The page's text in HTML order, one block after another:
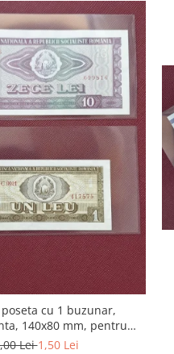
cu 1 buzunar,
140x80 mm, pentru
bancnote
Lei1,50 Lei